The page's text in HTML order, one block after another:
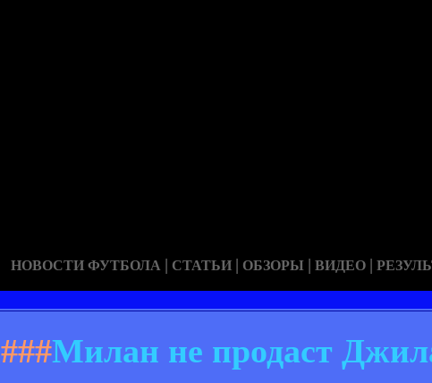
НОВОСТИ ФУТБОЛА | СТАТЬИ | ОБЗОРЫ | ВИДЕО |
###Милан не продаст